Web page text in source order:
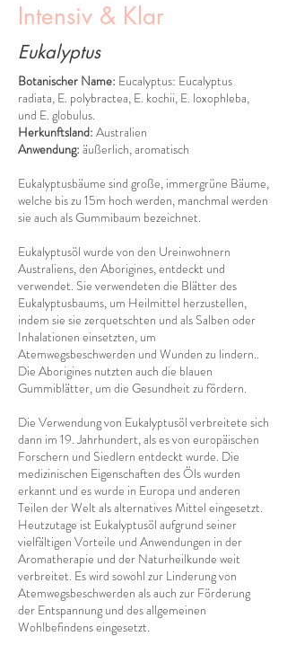
Intensiv & Klar
Eukalyptus
Botanischer Name: Eucalyptus: Eucalyptus
radiata, E. polybractea, E. kochii, E. loxophleba,
und E. globulus.
Herkunftsland: Australien
Anwendung: äußerlich, aromatisch
Eukalyptusbäume sind große, immergrüne Bäume,
welche bis zu 15m hoch werden, manchmal werden
sie auch als Gummibaum bezeichnet.
Eukalyptusöl wurde von den Ureinwohnern
Australiens, den Aborigines, entdeckt und
verwendet. Sie verwendeten die Blätter des
Eukalyptusbaums, um Heilmittel herzustellen,
indem sie sie zerquetschten und als Salben oder
Inhalationen einsetzten, um
Atemwegsbeschwerden und Wunden zu lindern..
Die Aborigines nutzten auch die blauen
Gummiblätter, um die Gesundheit zu fördern.
Die Verwendung von Eukalyptusöl verbreitete sich
dann im 19. Jahrhundert, als es von europäischen
Forschern und Siedlern entdeckt wurde. Die
medizinischen Eigenschaften des Öls wurden
erkannt und es wurde in Europa und anderen
Teilen der Welt als alternatives Mittel eingesetzt.
Heutzutage ist Eukalyptusöl aufgrund seiner
vielfältigen Vorteile und Anwendungen in der
Aromatherapie und der Naturheilkunde weit
verbreitet. Es wird sowohl zur Linderung von
Atemwegsbeschwerden als auch zur Förderung
der Entspannung und des allgemeinen
Wohlbefindens eingesetzt.